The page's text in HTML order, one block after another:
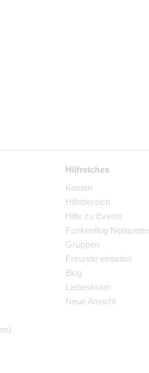
Hilfreiches
Kosten
Hilfebereich
Hilfe zu Events
Funkenflug Netiquette
Gruppen
Freunde einladen
Blog
Liebeskram
Neue Ansicht